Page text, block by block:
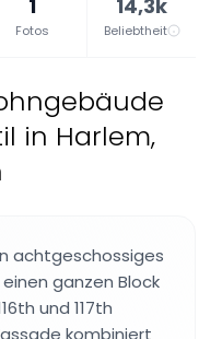
1
Fotos
14,3k
Beliebtheit
in Harlem,
achtgeschossiges
ganzen Block
und 117th